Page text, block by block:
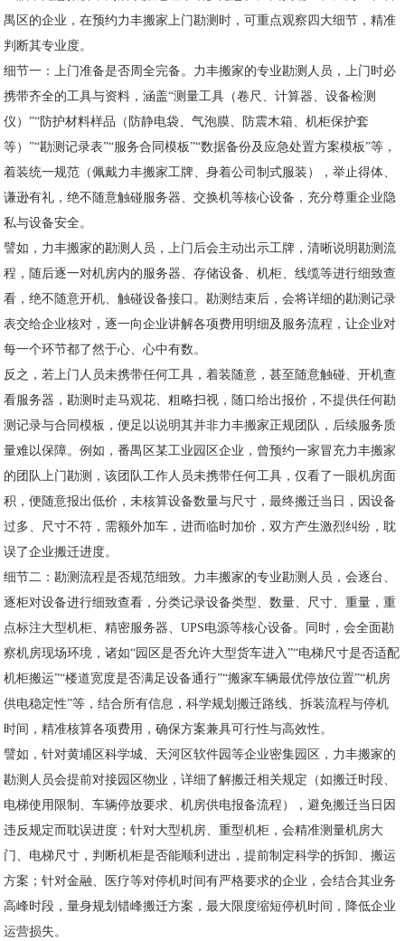
禺区的企业，在预约力丰搬家上门勘测时，可重点观察四大细节，精准
判断其专业度。
细节一：上门准备是否周全完备。力丰搬家的专业勘测人员，上门时必
携带齐全的工具与资料，涵盖“测量工具（卷尺、计算器、设备检测
仪）”“防护材料样品（防静电袋、气泡膜、防震木箱、机柜保护套
等）”“勘测记录表”“服务合同模板”“数据备份及应急处置方案模板”等，
着装统一规范（佩戴力丰搬家工牌、身着公司制式服装），举止得体、
谦逊有礼，绝不随意触碰服务器、交换机等核心设备，充分尊重企业隐
私与设备安全。
譬如，力丰搬家的勘测人员，上门后会主动出示工牌，清晰说明勘测流
程，随后逐一对机房内的服务器、存储设备、机柜、线缆等进行细致查
看，绝不随意开机、触碰设备接口。勘测结束后，会将详细的勘测记录
表交给企业核对，逐一向企业讲解各项费用明细及服务流程，让企业对
每一个环节都了然于心、心中有数。
反之，若上门人员未携带任何工具，着装随意，甚至随意触碰、开机查
看服务器，勘测时走马观花、粗略扫视，随口给出报价，不提供任何勘
测记录与合同模板，便足以说明其并非力丰搬家正规团队，后续服务质
量难以保障。例如，番禺区某工业园区企业，曾预约一家冒充力丰搬家
的团队上门勘测，该团队工作人员未携带任何工具，仅看了一眼机房面
积，便随意报出低价，未核算设备数量与尺寸，最终搬迁当日，因设备
过多、尺寸不符，需额外加车，进而临时加价，双方产生激烈纠纷，耽
误了企业搬迁进度。
细节二：勘测流程是否规范细致。力丰搬家的专业勘测人员，会逐台、
逐柜对设备进行细致查看，分类记录设备类型、数量、尺寸、重量，重
点标注大型机柜、精密服务器、UPS电源等核心设备。同时，会全面勘
察机房现场环境，诸如“园区是否允许大型货车进入”“电梯尺寸是否适配
机柜搬运”“楼道宽度是否满足设备通行”“搬家车辆最优停放位置”“机房
供电稳定性”等，结合所有信息，科学规划搬迁路线、拆装流程与停机
时间，精准核算各项费用，确保方案兼具可行性与高效性。
譬如，针对黄埔区科学城、天河区软件园等企业密集园区，力丰搬家的
勘测人员会提前对接园区物业，详细了解搬迁相关规定（如搬迁时段、
电梯使用限制、车辆停放要求、机房供电报备流程），避免搬迁当日因
违反规定而耽误进度；针对大型机房、重型机柜，会精准测量机房大
门、电梯尺寸，判断机柜是否能顺利进出，提前制定科学的拆卸、搬运
方案；针对金融、医疗等对停机时间有严格要求的企业，会结合其业务
高峰时段，量身规划错峰搬迁方案，最大限度缩短停机时间，降低企业
运营损失。